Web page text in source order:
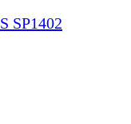
SP1402